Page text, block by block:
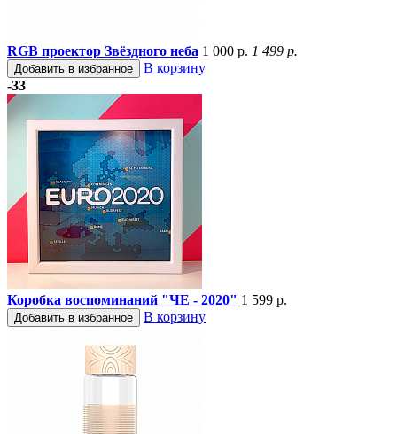
RGB проектор Звёздного неба 1 000 р. 1 499 р.
Добавить в избранное
В корзину
-33
Коробка воспоминаний "ЧЕ - 2020" 1 599 р.
Добавить в избранное В корзину